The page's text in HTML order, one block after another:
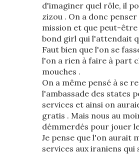
d'imaginer quel rôle, il
zizou . On a donc
mission et que peut-être
bond girl qui l'attendait
Faut bien que l'on se
l'on a rien à faire à part
mouches .
On a même pensé à se
l'ambassade des states
services et ainsi on
gratis . Mais nous au
démmerdés pour jouer
Je pense que l'on aurait
services aux iraniens